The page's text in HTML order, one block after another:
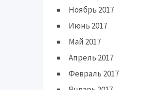
Ноябрь 2017
Июнь 2017
Май 2017
Апрель 2017
Февраль 2017